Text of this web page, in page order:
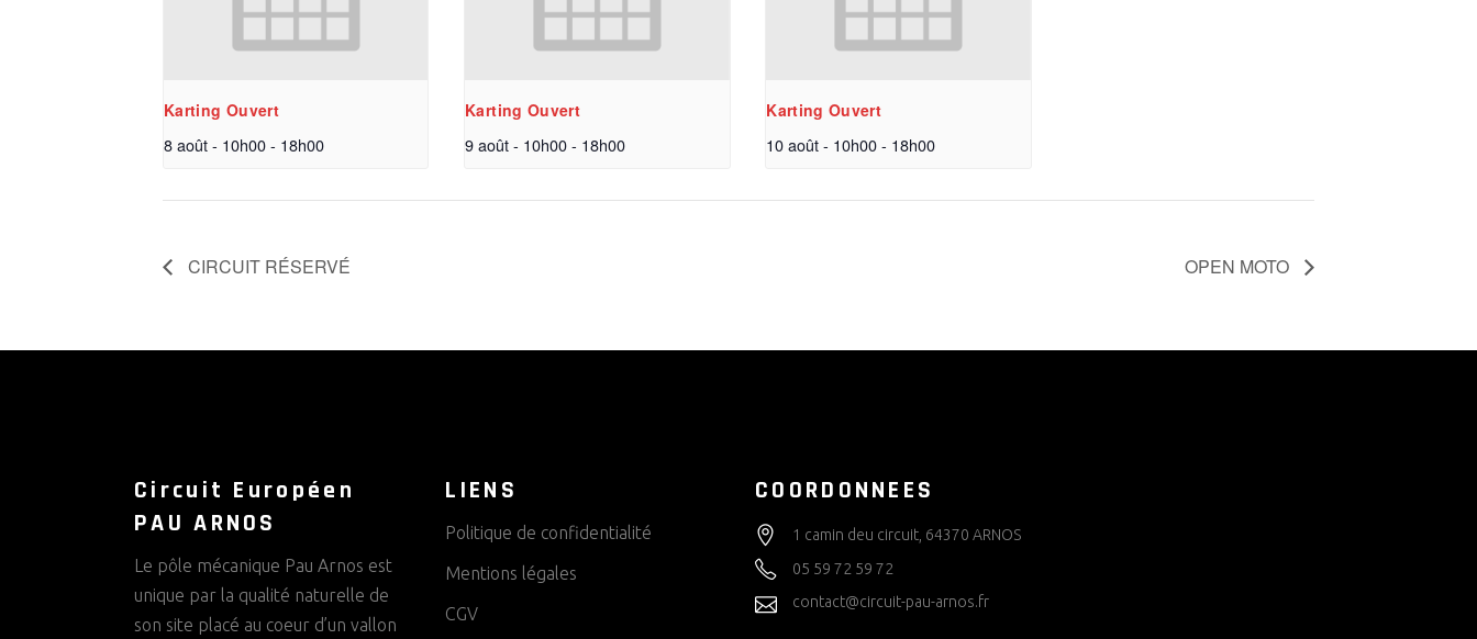
Karting Ouvert
8 août - 10h00- 18h00
Karting Ouvert
9 août - 10h00- 18h00
Karting Ouvert
10 août - 10h00 - 18h00
CIRCUIT RÉSERVÉ OPEN MOTO
Circuit Européen
PAU ARNOS
Le pôle mécanique Pau Arnos est
unique par la qualité naturelle de
son site placé au coeur d’un vallon
LIENS
Politique de confidentialité
Mentions légales
CGV
COORDONNEES
1 camin deu circuit, 64370 ARNOS
05 59 72 59 72
contact@circuit-pau-arnos.fr